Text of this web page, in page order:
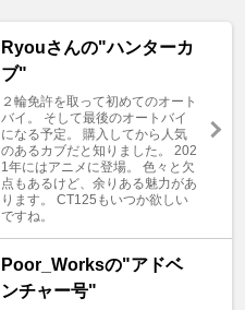
Ryouさんの"ハンターカ
ブ"
２輪免許を取って初めてのオート
バイ。 そして最後のオートバイ
になる予定。 購入してから人気
のあるカブだと知りました。 202
1年にはアニメに登場。 色々と欠
点もあるけど、余りある魅力があ
ります。 CT125もいつか欲しい
ですね。
Poor_Worksの"アドベ
ンチャー号"